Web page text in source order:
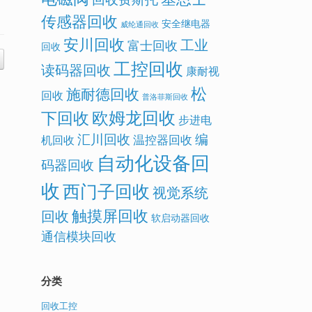
传感器回收 威纶通回收 安全继电器
回收 安川回收 富士回收 工业
读码器回收工控回收 康耐视
回收 施耐德回收 普洛菲斯回收 松
下回收欧姆龙回收 步进电
机回收 汇川回收 温控器回收 编
码器回收 自动化设备回
收西门子回收视觉系统
回收触摸屏回收 软启动器回收
通信模块回收
分类
回收工控